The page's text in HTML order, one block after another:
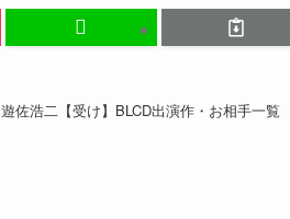
遊佐浩二【受け】BLCD出演作・お相手一覧